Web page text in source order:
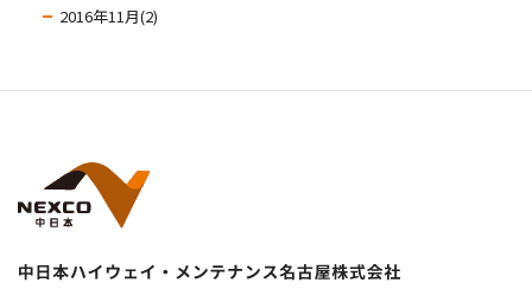
2016年11月(2)